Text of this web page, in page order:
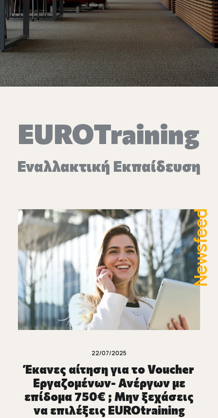
Επικοινωνία
Ευκαιρίες Καριέρας
e-mathisi
EUROTraining
Εναλλακτική Εκπαίδευση
22/07/2025
Έκανες αίτηση για τo Voucher
Εργαζομένων- Ανέργων με
επίδομα 750€ ; Μην ξεχάσεις
να επιλέξεις EUROtraining
Newsfeed